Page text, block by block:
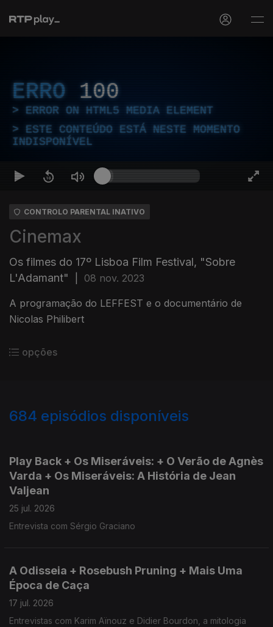
ERRO 100
ERROR ON HTML5 MEDIA ELEMENT
ESTE CONTEÚDO ESTÁ NESTE MOMENTO
INDISPONÍVEL
CONTROLO PARENTAL INATIVO
Cinemax
Os filmes do 17º Lisboa Film Festival, "Sobre
L'Adamant"
08 nov. 2023
A programação do LEFFEST e o documentário de
Nicolas Philibert
opções
684 episódios disponíveis
Play Back + Os Miseráveis: + O Verão de Agnès
Varda + Os Miseráveis: A História de Jean
Valjean
25 jul. 2026
Entrevista com Sérgio Graciano
A Odisseia + Rosebush Pruning + Mais Uma
Época de Caça
17 jul. 2026
Entrevistas com Karim Aïnouz e Didier Bourdon, a mitologia